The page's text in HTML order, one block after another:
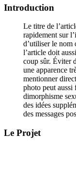
Introduction
Le titre de
rapidement sur
d’utiliser le nom
l’article doit
coup sûr. Éviter
une apparence
mentionner
photo peut aussi
dimorphisme
des idées
des messages
Le Projet